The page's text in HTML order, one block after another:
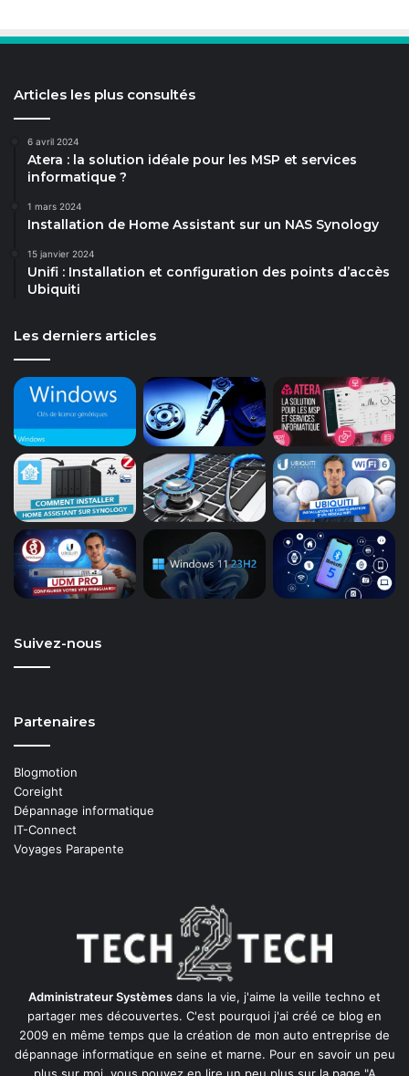
Articles les plus consultés
6 avril 2024
Atera : la solution idéale pour les MSP et services
informatique ?
1 mars 2024
Installation de Home Assistant sur un NAS Synology
15 janvier 2024
Unifi : Installation et configuration des points d’accès
Ubiquiti
Les derniers articles
Suivez-nous
Partenaires
Blogmotion
Coreight
Dépannage informatique
IT-Connect
Voyages Parapente
Administrateur Systèmes dans la vie, j'aime la veille techno et
partager mes découvertes. C'est pourquoi j'ai créé ce blog en
2009 en même temps que la création de mon auto entreprise de
dépannage informatique en seine et marne. Pour en savoir un peu
plus sur moi, vous pouvez en lire un peu plus sur la page "A